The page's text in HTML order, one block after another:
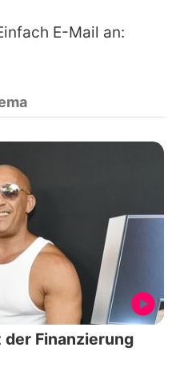
E-Mail an:
Finanzierung